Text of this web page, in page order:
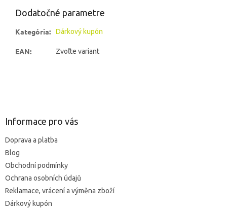
Dodatočné parametre
Kategória: Dárkový kupón
EAN: Zvoľte variant
Informace pro vás
Doprava a platba
Blog
Obchodní podmínky
Ochrana osobních údajů
Reklamace, vrácení a výměna zboží
Dárkový kupón